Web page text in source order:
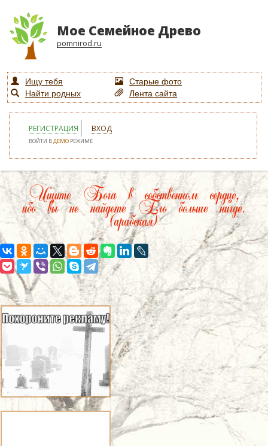
Мое Семейное Древо
pomnirod.ru
Ищу тебя
Старые фото
Найти родных
Лента сайта
РЕГИСТРАЦИЯ ВХОД
ВОЙТИ ВДЕМО РЕЖИМЕ
Ищите Бога в собственном сердце,
ибо вы не найдете Его больше нигде.
(арабская)